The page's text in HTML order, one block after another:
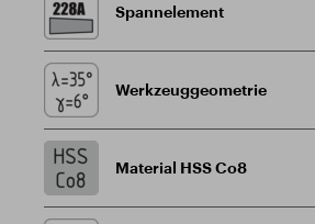
Spannelement
Werkzeuggeometrie
Material HSS Co8